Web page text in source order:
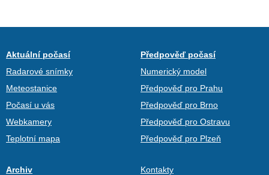
Aktuální počasí
Radarové snímky
Meteostanice
Počasí u vás
Webkamery
Teplotní mapa
Předpověď počasí
Numerický model
Předpověď pro Prahu
Předpověď pro Brno
Předpověď pro Ostravu
Předpověď pro Plzeň
Archiv Kontakty